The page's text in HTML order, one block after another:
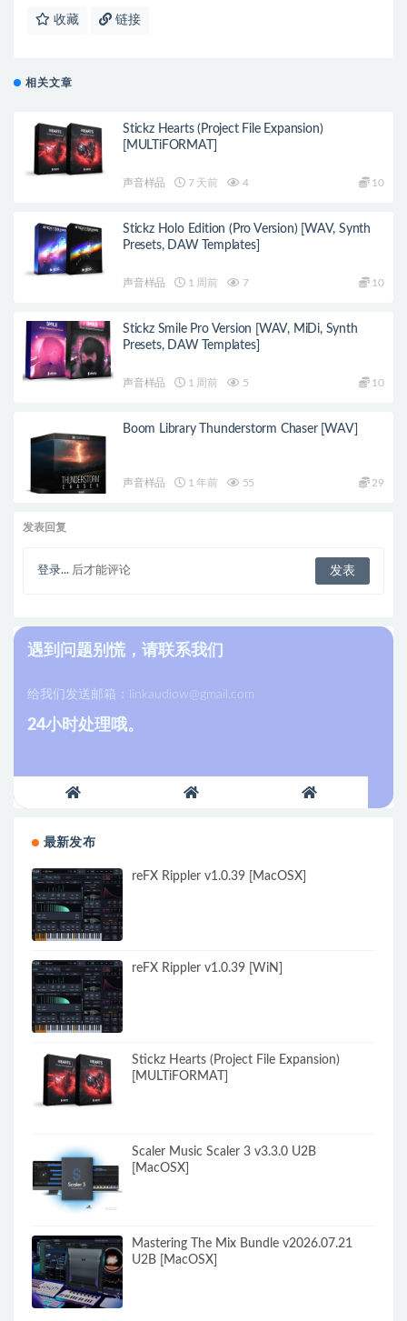
收藏 链接
相关文章
Stickz Hearts (Project File Expansion)
[MULTiFORMAT]
声音样品 7 天前 4 10
Stickz Holo Edition (Pro Version) [WAV, Synth
Presets, DAW Templates]
声音样品 1 周前 7 10
Stickz Smile Pro Version [WAV, MiDi, Synth
Presets, DAW Templates]
声音样品 1 周前 5 10
Boom Library Thunderstorm Chaser [WAV]
声音样品 1 年前 55 29
发表回复
登录... 后才能评论
遇到问题别慌，请联系我们
给我们发送邮箱： linkaudiow@gmail.com
24小时处理哦。
最新发布
reFX Rippler v1.0.39 [MacOSX]
reFX Rippler v1.0.39 [WiN]
Stickz Hearts (Project File Expansion)
[MULTiFORMAT]
Scaler Music Scaler 3 v3.3.0 U2B
[MacOSX]
Mastering The Mix Bundle v2026.07.21
U2B [MacOSX]